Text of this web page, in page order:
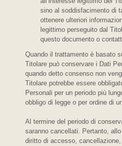
sino al soddisfacimento di
ottenere ulteriori
legittimo perseguito dal
questo documento o
Quando il trattamento è basato
Titolare può conservare i Dati
quando detto consenso non
Titolare potrebbe essere
Personali per un periodo più
obbligo di legge o per ordine di
Al termine del periodo di
saranno cancellati. Pertanto,
diritto di accesso,